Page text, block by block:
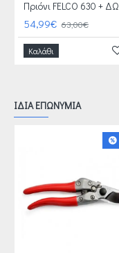
54,99€ 63,00€
Καλάθι
ΙΔΙΑ ΕΠΩΝΥΜΙΑ